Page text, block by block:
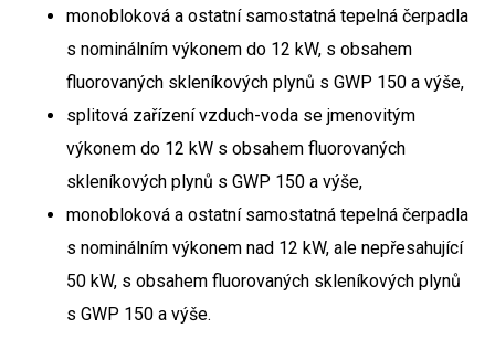
monobloková a ostatní samostatná tepelná čerpadla
s nominálním výkonem do 12 kW, s obsahem
fluorovaných skleníkových plynů s GWP 150 a výše,
splitová zařízení vzduch-voda se jmenovitým
výkonem do 12 kW s obsahem fluorovaných
skleníkových plynů s GWP 150 a výše,
monobloková a ostatní samostatná tepelná čerpadla
s nominálním výkonem nad 12 kW, ale nepřesahující
50 kW, s obsahem fluorovaných skleníkových plynů
s GWP 150 a výše.